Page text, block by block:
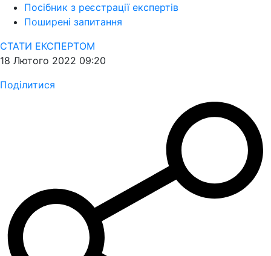
Посібник з реєстрації експертів
Поширені запитання
СТАТИ ЕКСПЕРТОМ
18 Лютого 2022 09:20
Поділитися